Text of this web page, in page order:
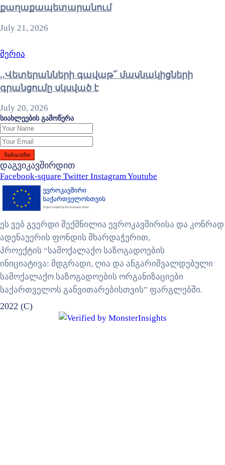
քաղաքապետարանում
July 21, 2026
მერია
,,Վետերանների գավաթ՛՛ մասնակիցների
գրանցումը սկսված է
July 20, 2026
სიახლეების გამოწერა
დაგვიკავშირდით
Facebook-square Twitter InstagramYoutube
ეს ვებ გვერდი შექმნილია ევროკავშირისა და კონრად
ადენაუერის ფონდის მხარდაჭერით,
პროექტის “სამოქალაქო საზოგადოების
ინიციატივა: მდგრადი, ღია და ანგარიშვალდებული
სამოქალაქო საზოგადოების ორგანიზაციები
საქართველოს განვითარებისთვის” ფარგლებში.
2022 (C)